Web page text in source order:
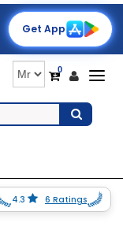
Get App
0
4.3 6 Ratings